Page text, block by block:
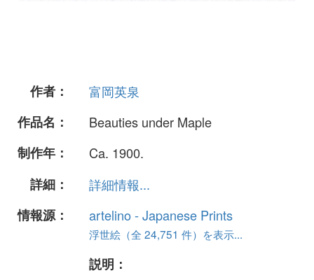
作者：
富岡英泉
作品名：
Beauties under Maple
制作年：
Ca. 1900.
詳細：
詳細情報...
情報源：
artelino - Japanese Prints
浮世絵（全 24,751 件）を表示...
説明：